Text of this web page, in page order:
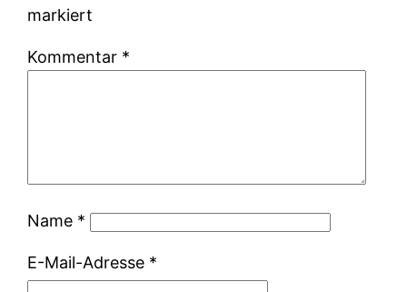
markiert
Kommentar *
Name *
E-Mail-Adresse *